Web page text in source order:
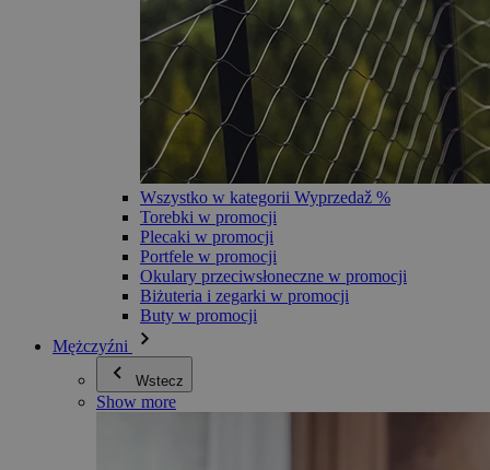
Wszystko w kategorii Wyprzedaž %
Torebki w promocji
Plecaki w promocji
Portfele w promocji
Okulary przeciwsłoneczne w promocji
Biżuteria i zegarki w promocji
Buty w promocji
Mężczyźni
Wstecz
Show more